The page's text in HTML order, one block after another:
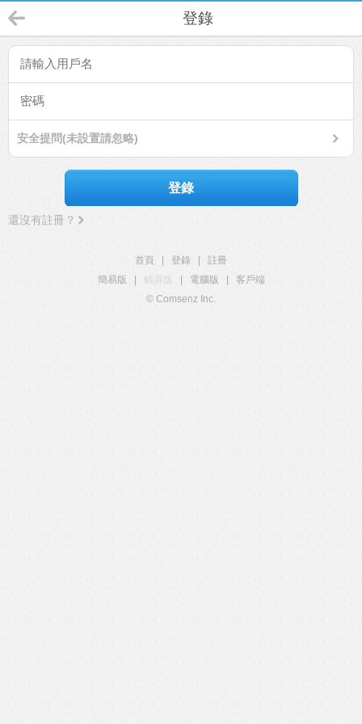
登錄
安全提問(未設置請忽略)
登錄
還沒有註冊？
首頁 登錄
註冊
簡易版
觸屏版 電腦版
客戶端
© Comsenz Inc.